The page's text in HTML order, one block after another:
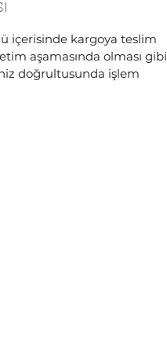
içerisinde kargoya teslim
aşamasında olması gibi
doğrultusunda işlem